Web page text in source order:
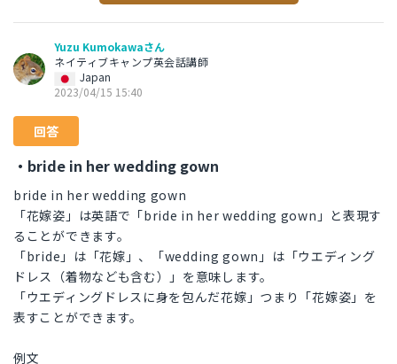
Yuzu Kumokawaさん
ネイティブキャンプ英会話講師
Japan
2023/04/15 15:40
回答
・bride in her wedding gown
bride in her wedding gown
「花嫁姿」は英語で「bride in her wedding gown」と表現す
ることができます。
「bride」は「花嫁」、「wedding gown」は「ウエディング
ドレス（着物なども含む）」を意味します。
「ウエディングドレスに身を包んだ花嫁」つまり「花嫁姿」を
表すことができます。
例文